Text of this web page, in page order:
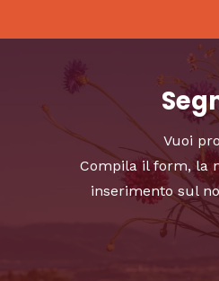
Vuoi
Compila il form, la
inserimento sul